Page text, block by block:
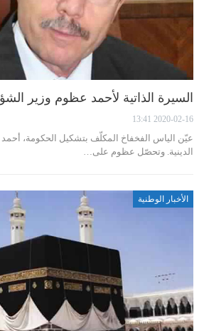
السيرة الذاتية لأحمد عظوم وزير
2020-02-16 13:41
عيّن الياس الفخفاخ المكلّف بتشكيل الحكومة،
الدينية. وتحصّل عظوم على…
الأخبار الوطنية